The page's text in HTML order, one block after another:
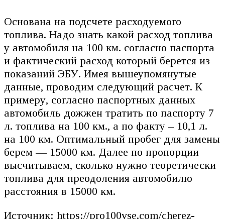
Основана на подсчете расходуемого
топлива. Надо знать какой расход топлива
у автомобиля на 100 км. согласно паспорта
и фактический расход который берется из
показаний ЭБУ. Имея вышеупомянутые
данные, проводим следующий расчет. К
примеру, согласно паспортных данных
автомобиль дожжен тратить по паспорту 7
л. топлива на 100 км., а по факту – 10,1 л.
на 100 км. Оптимальный пробег для замены
берем — 15000 км. Далее по пропорции
высчитываем, сколько нужно теоретически
топлива для преодоления автомобилю
расстояния в 15000 км.
Источник: https://pro100vse.com/cherez-